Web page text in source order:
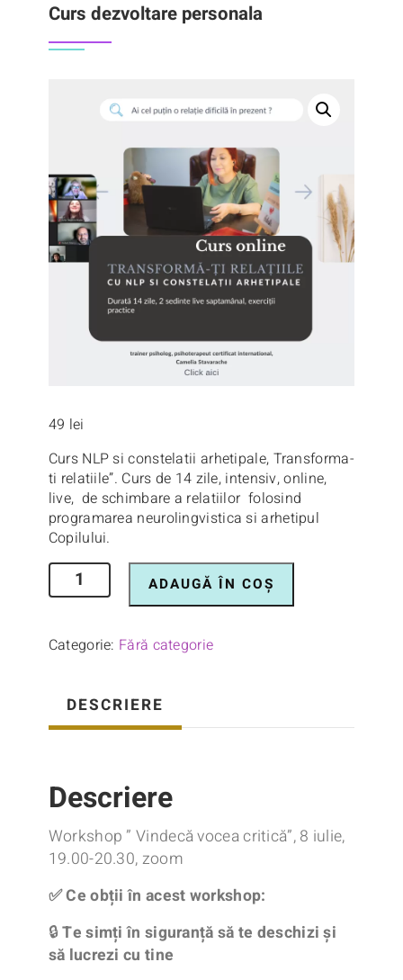
Curs dezvoltare personala
49 lei
Curs NLP si constelatii arhetipale, Transforma-
ti relatiile”. Curs de 14 zile, intensiv, online,
live, de schimbare a relatiilor folosind
programarea neurolingvistica si arhetipul
Copilului.
ADAUGĂ ÎN COȘ
Categorie: Fără categorie
DESCRIERE
Descriere
Workshop ” Vindecă vocea critică”, 8 iulie,
19.00-20.30, zoom
✅Ce obții în acest workshop:
🔒Te simți în siguranță să te deschizi și
să lucrezi cu tine